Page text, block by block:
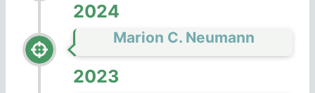
2024
Marion C. Neumann
2023